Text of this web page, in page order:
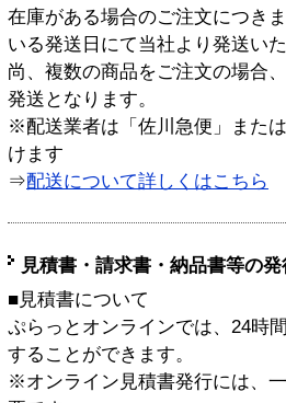
在庫がある場合のご注文につき
いる発送日にて当社より発送い
尚、複数の商品をご注文の場合
発送となります。
※配送業者は「佐川急便」また
けます
⇒配送について詳しくはこちら
見積書・請求書・納品書等の
■見積書について
ぷらっとオンラインでは、24時
することができます。
※オンライン見積書発行には、